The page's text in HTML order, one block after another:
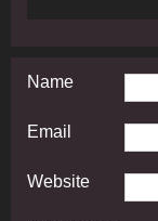
Name
Email
Website